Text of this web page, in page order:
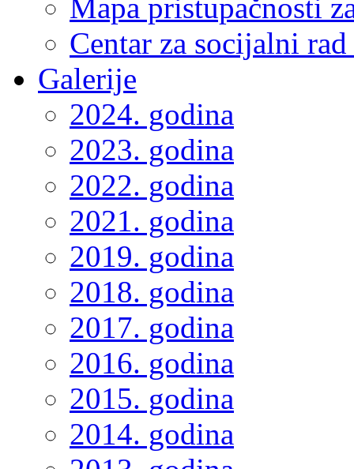
Mapa pristupačnosti
Centar za socijalni
Galerije
2024. godina
2023. godina
2022. godina
2021. godina
2019. godina
2018. godina
2017. godina
2016. godina
2015. godina
2014. godina